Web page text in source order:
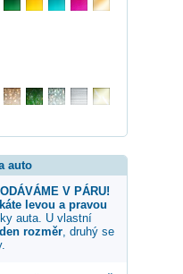
auto
V PÁRU!
levou a pravou
auta. U vlastní
rozměr, druhý se